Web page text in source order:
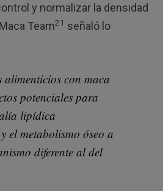
y normalizar la densidad
Team21 señaló lo
alimenticios con maca
potenciales para
lipídica
el metabolismo óseo a
diferente al del